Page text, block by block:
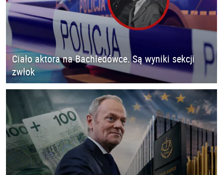
Ciało aktora na Bachledówce. Są wyniki sekcji
zwłok